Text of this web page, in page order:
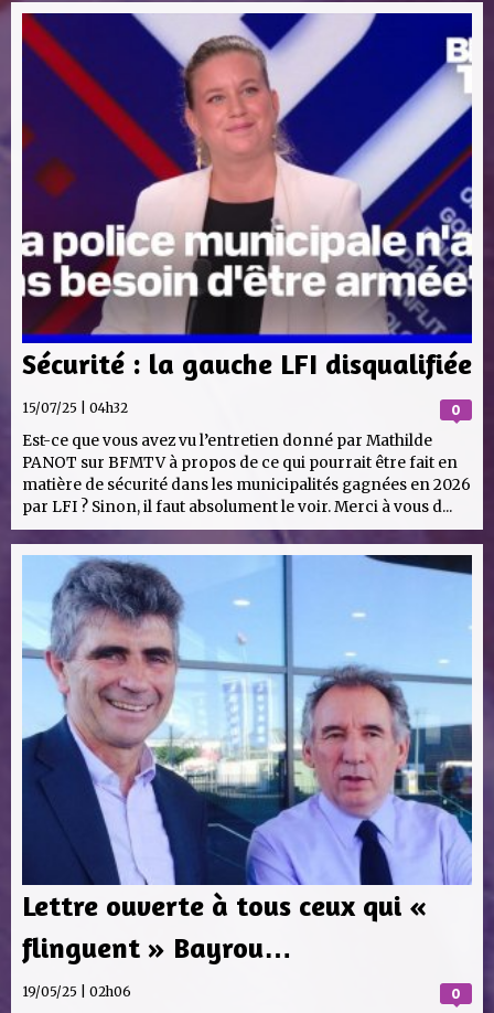
Sécurité : la gauche LFI disqualifiée
0
15/07/25 | 04h32
Est-ce que vous avez vu l’entretien donné par Mathilde
PANOT sur BFMTV à propos de ce qui pourrait être fait en
matière de sécurité dans les municipalités gagnées en 2026
par LFI ? Sinon, il faut absolument le voir. Merci à vous d...
Lettre ouverte à tous ceux qui «
flinguent » Bayrou…
0
19/05/25 | 02h06